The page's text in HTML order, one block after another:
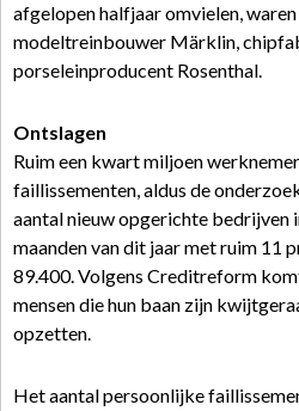
afgelopen halfjaar omvielen,
modeltreinbouwer Märklin,
porseleinproducent Rosenthal.
Ontslagen
Ruim een kwart miljoen
faillissementen, aldus de
aantal nieuw opgerichte bedrijven
maanden van dit jaar met ruim 11
89.400. Volgens Creditreform
mensen die hun baan zijn
opzetten.
Het aantal persoonlijke